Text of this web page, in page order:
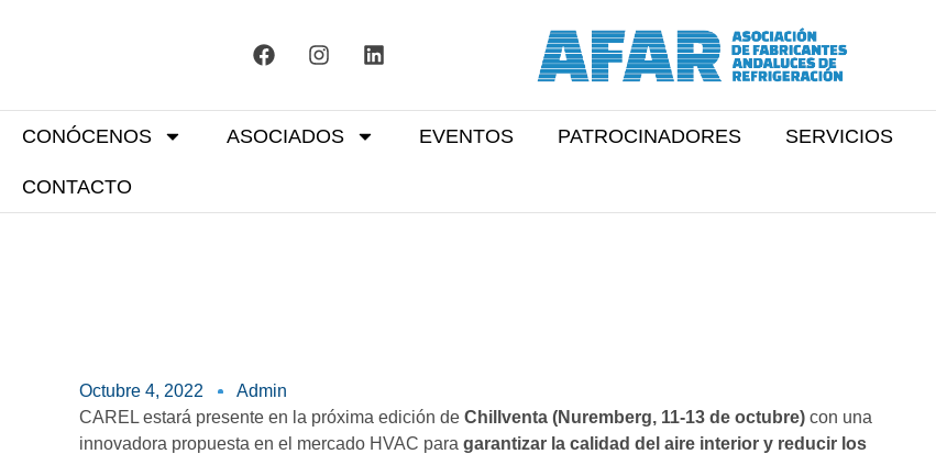
CONÓCENOS ASOCIADOS EVENTOS PATROCINADORES SERVICIOS
CONTACTO
Octubre 4, 2022
Admin
CAREL estará presente en la próxima edición de Chillventa (Nuremberg, 11-13 de octubre) con una
innovadora propuesta en el mercado HVAC para garantizar la calidad del aire interior y reducir los